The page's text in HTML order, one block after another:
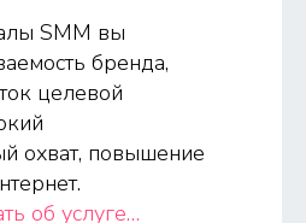
SMM вы
бренда,
целевой
охват, повышение
об услуге…